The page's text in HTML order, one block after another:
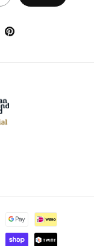
Pinterest